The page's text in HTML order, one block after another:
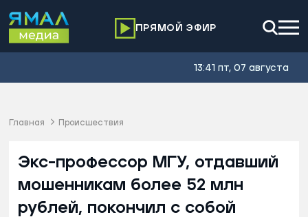
ПРЯМОЙ ЭФИР
13:41 пт, 07 августа
Главная Происшествия
Экс-профессор МГУ, отдавший
мошенникам более 52 млн
рублей, покончил с собой